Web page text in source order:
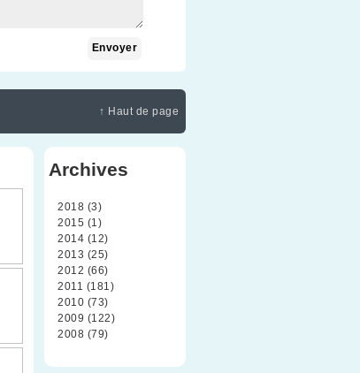
↑ Haut de page
Archives
2018 (3)
2015 (1)
2014 (12)
2013 (25)
2012 (66)
2011 (181)
2010 (73)
2009 (122)
2008 (79)